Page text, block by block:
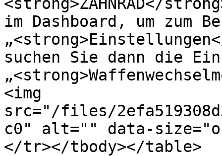
im Dashboard, um zum
suchen Sie dann die
<img
src="/files/
c0" alt="" data-
</tr></tbody></table>